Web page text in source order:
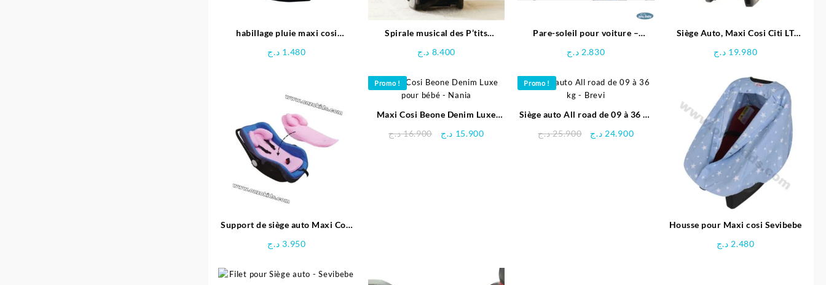
habillage pluie maxi cosi
1.480 د.ج
Spirale musical des P’tits
8.400 د.ج
Pare-soleil pour voiture –
2.830 د.ج
Siège Auto, Maxi Cosi Citi LT
19.980 د.ج
Support de siège auto Maxi Cosi
3.950 د.ج
Promo !
Maxi Cosi Beone Denim Luxe
16.900 د.ج
Le
15.900 د.ج
Le
Promo !
Siège auto All road de 09 à 36 kg
25.900 د.ج
Le
24.900 د.ج
Le
Housse pour Maxi cosi Sevibebe
2.480 د.ج